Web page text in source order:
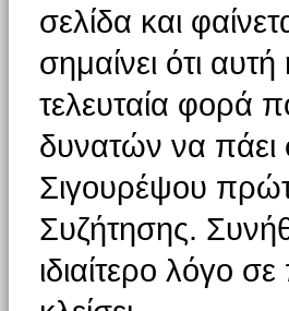
σελίδα και
σημαίνει ότι
τελευταία φορά
δυνατών να
Σιγουρέψου
Συζήτησης.
ιδιαίτερο λόγο